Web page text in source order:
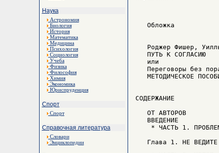
Наука
Астрономия
Биология
История
Математика
Медицина
Психология
Социология
Учеба
Физика
Философия
Химия
Экономика
Юриспруденция
Спорт
Спорт
Справочная литература
Словари
Энциклопедии